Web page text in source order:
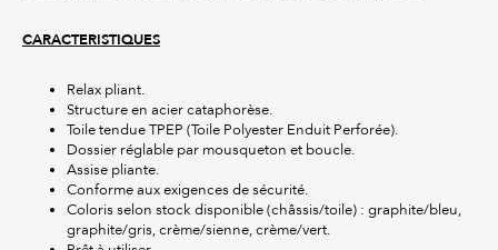
CARACTERISTIQUES
Relax pliant.
Structure en acier cataphorèse.
Toile tendue TPEP (Toile Polyester Enduit Perforée).
Dossier réglable par mousqueton et boucle.
Assise pliante.
Conforme aux exigences de sécurité.
Coloris selon stock disponible (châssis/toile) : graphite/bleu,
graphite/gris, crème/sienne, crème/vert.